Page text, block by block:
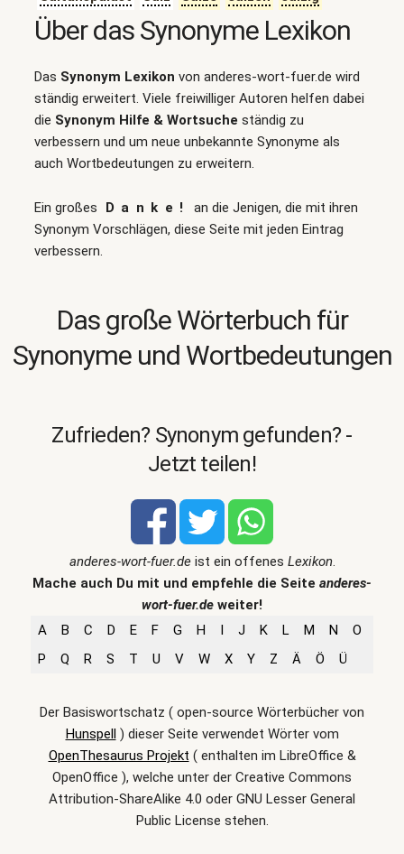
Über das Synonyme Lexikon
Das Synonym Lexikon von anderes-wort-fuer.de wird
ständig erweitert. Viele freiwilliger Autoren helfen dabei
die Synonym Hilfe & Wortsuche ständig zu
verbessern und um neue unbekannte Synonyme als
auch Wortbedeutungen zu erweitern.
Ein großes Danke!
an die Jenigen, die mit ihren
Synonym Vorschlägen, diese Seite mit jeden Eintrag
verbessern.
Das große Wörterbuch für
Synonyme und Wortbedeutungen
Zufrieden? Synonym gefunden? -
Jetzt teilen!
anderes-wort-fuer.deist ein offenes Lexikon.
Mache auch Du mit und empfehle die Seite anderes-
wort-fuer.de weiter!
A
B C D E F G H I J K L M N
O
P
Q R S T U V W X Y Z Ä Ö Ü
Der Basiswortschatz ( open-source Wörterbücher von
Hunspell) dieser Seite verwendet Wörter vom
OpenThesaurus Projekt ( enthalten im LibreOffice &
OpenOffice ), welche unter der Creative Commons
Attribution-ShareAlike 4.0 oder GNU Lesser General
Public License stehen.